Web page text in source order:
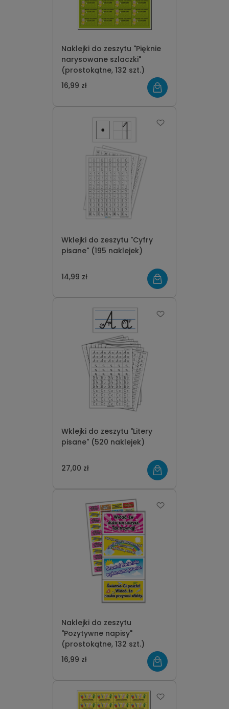
Naklejki do zeszytu "Pięknie
narysowane szlaczki"
(prostokątne, 132 szt.)
16,99 zł
Wklejki do zeszytu "Cyfry
pisane" (195 naklejek)
14,99 zł
Wklejki do zeszytu "Litery
pisane" (520 naklejek)
27,00 zł
Naklejki do zeszytu
"Pozytywne napisy"
(prostokątne, 132 szt.)
16,99 zł